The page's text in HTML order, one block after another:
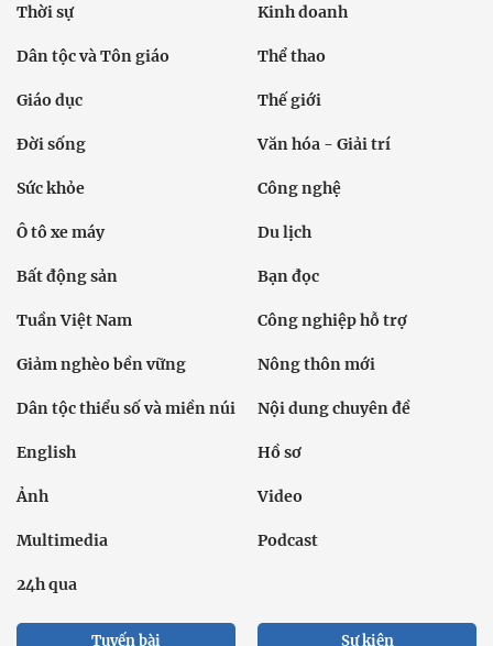
Thời sự Kinh doanh
Dân tộc và Tôn giáo Thể thao
Giáo dục Thế giới
Đời sống Văn hóa - Giải trí
Sức khỏe Công nghệ
Ô tô xe máy Du lịch
Bất động sản Bạn đọc
Tuần Việt Nam Công nghiệp hỗ trợ
Giảm nghèo bền vững Nông thôn mới
Dân tộc thiểu số và miền núi Nội dung chuyên đề
English Hồ sơ
Ảnh Video
Multimedia Podcast
24h qua
Tuyến bài Sự kiện